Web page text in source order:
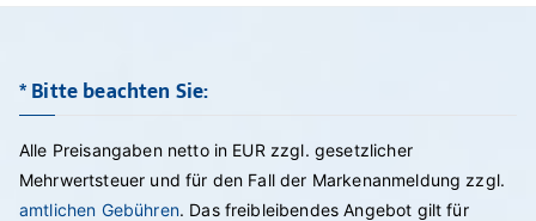
* Bitte beachten Sie:
Alle Preisangaben netto in EUR zzgl. gesetzlicher
Mehrwertsteuer und für den Fall der Markenanmeldung zzgl.
amtlichen Gebühren. Das freibleibendes Angebot gilt für